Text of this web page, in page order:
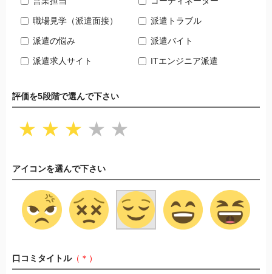
職場見学（派遣面接） 派遣トラブル
派遣の悩み 派遣バイト
派遣求人サイト ITエンジニア派遣
評価を5段階で選んで下さい
★ ★ ★ ★ ★
アイコンを選んで下さい
口コミタイトル（＊）